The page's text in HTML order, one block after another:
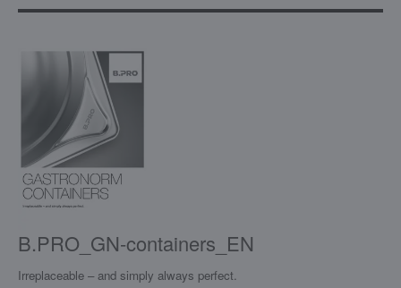
B.PRO_GN-containers_EN
Irreplaceable – and simply always perfect.